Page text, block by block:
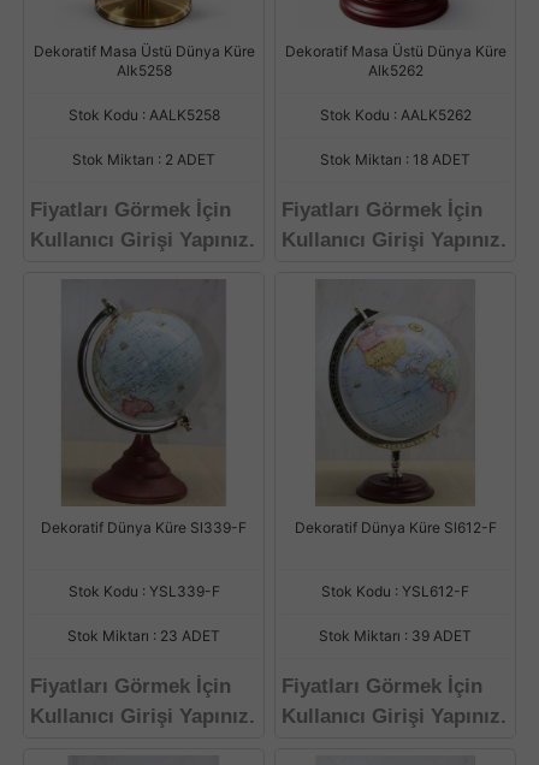
Dekoratif Masa Üstü Dünya Küre
Alk5258
Stok Kodu : AALK5258
Stok Miktarı : 2 ADET
Fiyatları Görmek İçin
Kullanıcı Girişi Yapınız.
Dekoratif Masa Üstü Dünya Küre
Alk5262
Stok Kodu : AALK5262
Stok Miktarı : 18 ADET
Fiyatları Görmek İçin
Kullanıcı Girişi Yapınız.
Dekoratif Dünya Küre Sl339-F
Stok Kodu : YSL339-F
Stok Miktarı : 23 ADET
Fiyatları Görmek İçin
Kullanıcı Girişi Yapınız.
Dekoratif Dünya Küre Sl612-F
Stok Kodu : YSL612-F
Stok Miktarı : 39 ADET
Fiyatları Görmek İçin
Kullanıcı Girişi Yapınız.